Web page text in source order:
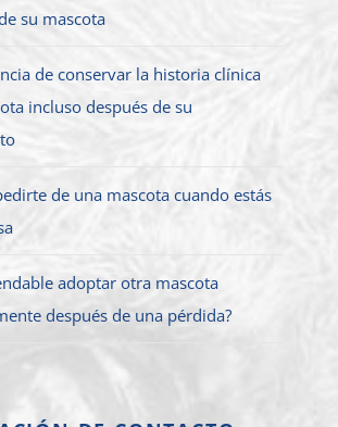
su mascota
de conservar la historia clínica
incluso después de su
de una mascota cuando estás
adoptar otra mascota
después de una pérdida?